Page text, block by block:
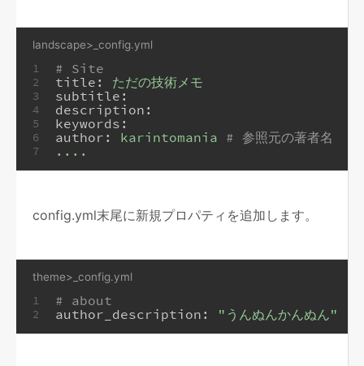
landscape>_config.yml
1
2
3
4
5
6
7
# Site
title:
ただの技術メモ
subtitle:
description:
keywords:
author:
karintomania # 参照元の著者名
....
config.yml末尾に新規プロパティを追加します。
theme>_config.yml
1
2
# about
author_description:
"うんぬんかんぬん"